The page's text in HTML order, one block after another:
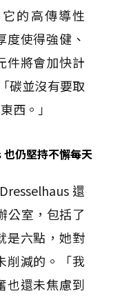
的高傳導性
度使得強健、
件將會加快計
碳並沒有要取
西。」
仍堅持不懈每天
還
公室，包括了
是六點，她對
削減的。「我
也還未焦慮到